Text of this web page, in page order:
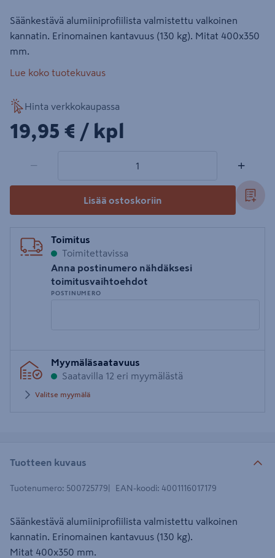
Säänkestävä alumiiniprofiilista valmistettu valkoinen
kannatin. Erinomainen kantavuus (130 kg). Mitat 400x350
mm.
Lue koko tuotekuvaus
Hinta verkkokaupassa
19,95€/kpl
19,95 € / kpl
− +
Lisää ostoskoriin
Toimitus
Toimitettavissa
Anna postinumero nähdäksesi
toimitusvaihtoehdot
POSTINUMERO
postinumero
Myymäläsaatavuus
Saatavilla 12 eri myymälästä
Valitse myymälä
Tuotteen kuvaus
Tuotenumero: 500725779 EAN-koodi: 4001116017179
Säänkestävä alumiiniprofiilista valmistettu valkoinen
kannatin. Erinomainen kantavuus (130 kg).
Mitat 400x350 mm.